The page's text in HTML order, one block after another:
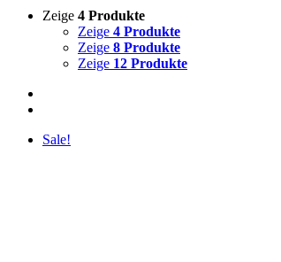
Zeige 4 Produkte
Zeige 4 Produkte
Zeige 8 Produkte
Zeige 12 Produkte
Sale!